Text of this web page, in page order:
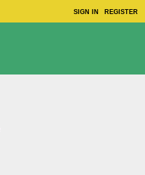
SIGN IN REGISTER